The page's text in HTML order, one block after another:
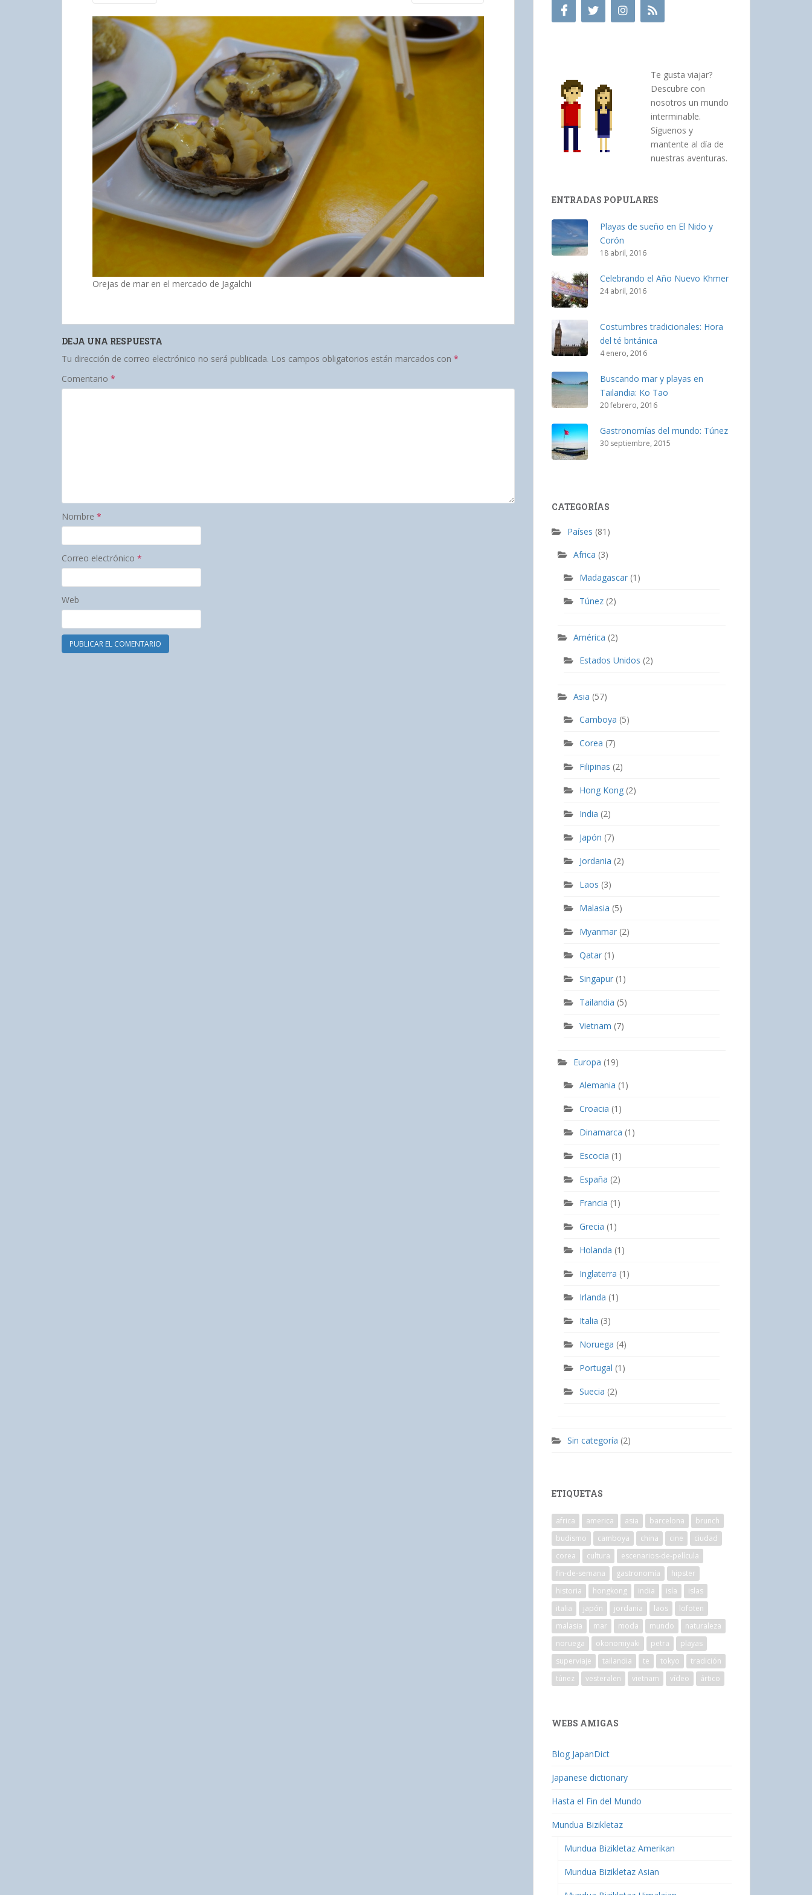
Orejas de mar en el mercado de Jagalchi
DEJA UNA RESPUESTA
Tu dirección de correo electrónico no será publicada. Los campos obligatorios están marcados con *
Comentario *
Nombre *
Correo electrónico *
Web
Te gusta viajar?
Descubre con
nosotros un mundo
interminable.
Síguenos y
mantente al día de
nuestras aventuras.
ENTRADAS POPULARES
Playas de sueño en El Nido y
Corón
18 abril, 2016
Celebrando el Año Nuevo Khmer
24 abril, 2016
Costumbres tradicionales: Hora
del té británica
4 enero, 2016
Buscando mar y playas en
Tailandia: Ko Tao
20 febrero, 2016
Gastronomías del mundo: Túnez
30 septiembre, 2015
CATEGORÍAS
Países (81)
Africa (3)
Madagascar (1)
Túnez (2)
América (2)
Estados Unidos (2)
Asia (57)
Camboya (5)
Corea (7)
Filipinas (2)
Hong Kong (2)
India (2)
Japón (7)
Jordania (2)
Laos (3)
Malasia (5)
Myanmar (2)
Qatar (1)
Singapur (1)
Tailandia (5)
Vietnam (7)
Europa (19)
Alemania (1)
Croacia (1)
Dinamarca (1)
Escocia (1)
España (2)
Francia (1)
Grecia (1)
Holanda (1)
Inglaterra (1)
Irlanda (1)
Italia (3)
Noruega (4)
Portugal (1)
Suecia (2)
Sin categoría (2)
ETIQUETAS
africa america asia barcelona
brunch
budismo
camboya china cine
ciudad
corea
cultura
escenarios-de-película
fin-de-semana
gastronomía
hipster
historia
hongkong india isla
islas
italia
japón jordania laos
lofoten
malasia
mar moda mundo
naturaleza
noruega
okonomiyaki petra
playas
superviaje
tailandia te tokyo
tradición
túnez
vesteralen vietnam vídeo ártico
WEBS AMIGAS
Blog JapanDict
Japanese dictionary
Hasta el Fin del Mundo
Mundua Bizikletaz
Mundua Bizikletaz Amerikan
Mundua Bizikletaz Asian